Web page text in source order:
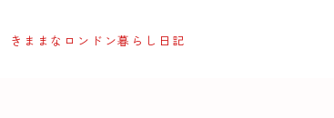
きままなロンドン暮らし日記